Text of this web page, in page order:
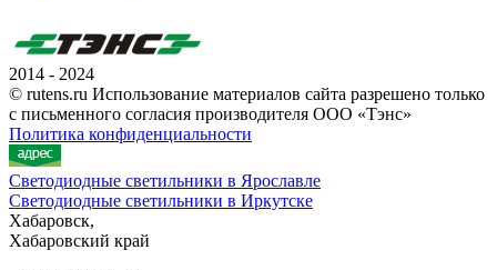
2014 - 2024
© rutens.ru Использование материалов сайта разрешено только
с письменного согласия производителя ООО «Тэнс»
Политика конфиденциальности
Светодиодные светильники в Ярославле
Светодиодные светильники в Иркутске
Хабаровск,
Хабаровский край